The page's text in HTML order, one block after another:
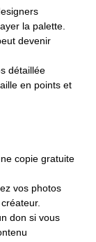
la palette.
devenir
détaillée
en points et
copie gratuite
vos photos
don si vous